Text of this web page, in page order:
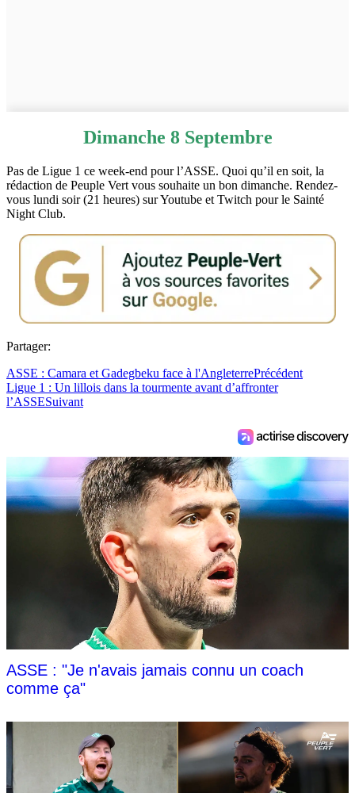
Dimanche 8 Septembre
Pas de Ligue 1 ce week-end pour l’ASSE. Quoi qu’il en soit, la
rédaction de Peuple Vert vous souhaite un bon dimanche. Rendez-
vous lundi soir (21 heures) sur Youtube et Twitch pour le Sainté
Night Club.
Partager:
ASSE : Camara et Gadegbeku face à l'AngleterrePrécédent
Ligue 1 : Un lillois dans la tourmente avant d’affronter
l’ASSESuivant
ASSE : "Je n'avais jamais connu un coach
comme ça"